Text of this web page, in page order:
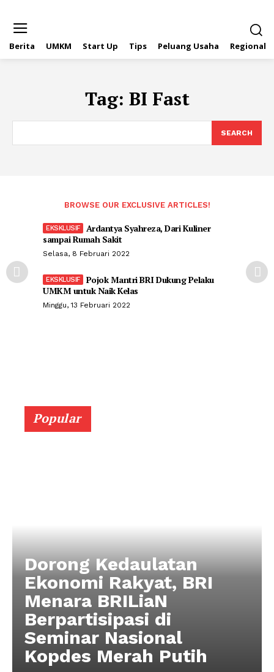
Berita UMKM Start Up Tips Peluang Usaha Regional
Tag: BI Fast
SEARCH
BROWSE OUR EXCLUSIVE ARTICLES!
Ardantya Syahreza, Dari Kuliner
sampai Rumah Sakit
Selasa, 8 Februari 2022
Pojok Mantri BRI Dukung Pelaku
UMKM untuk Naik Kelas
Minggu, 13 Februari 2022
Popular
Dorong Kedaulatan
Ekonomi Rakyat, BRI
Menara BRILiaN
Berpartisipasi di
Seminar Nasional
Kopdes Merah Putih